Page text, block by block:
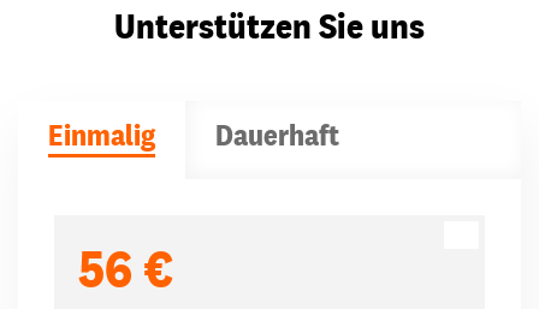
Unterstützen Sie uns
Einmalig Dauerhaft
56 €